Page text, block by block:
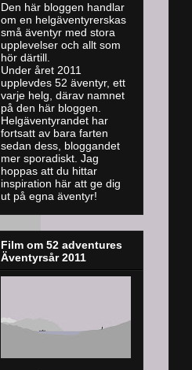
Den här bloggen handlar
om en helgäventyrerskas
små äventyr med stora
upplevelser och allt som
hör därtill.
Under året 2011
upplevdes 52 äventyr, ett
varje helg, därav namnet
på den här bloggen.
Helgäventyrandet har
fortsatt av bara farten
sedan dess, bloggandet
mer sporadiskt. Jag
hoppas att du hittar
inspiration här att ge dig
ut på egna äventyr!
Film om 52 adventures
Äventyrsår 2011